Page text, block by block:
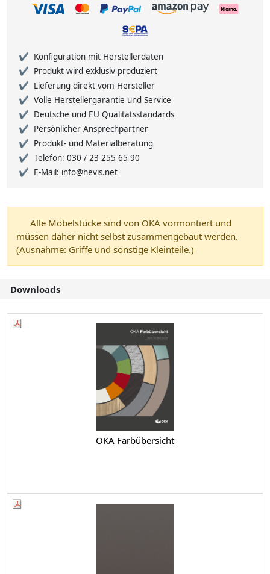
Konfiguration mit Herstellerdaten
Produkt wird exklusiv produziert
Lieferung direkt vom Hersteller
Volle Herstellergarantie und Service
Deutsche und EU Qualitätsstandards
Persönlicher Ansprechpartner
Produkt- und Materialberatung
Telefon: 030 / 23 255 65 90
E-Mail: info@hevis.net
Alle Möbelstücke sind von OKA vormontiert und
müssen daher nicht selbst zusammengebaut werden.
(Ausnahme: Griffe und sonstige Kleinteile.)
Downloads
OKA Farbübersicht